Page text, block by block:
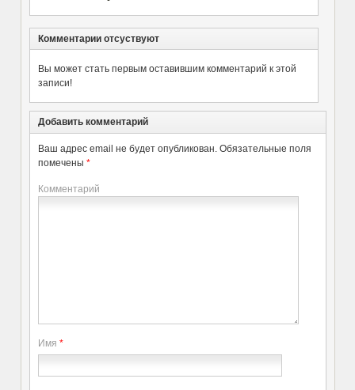
Комментарии отсуствуют
Вы может стать первым оставившим комментарий к этой
записи!
Добавить комментарий
Ваш адрес email не будет опубликован. Обязательные поля
помечены *
Комментарий
Имя *